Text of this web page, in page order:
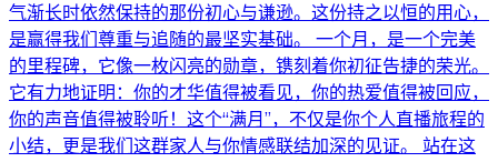
气渐长时依然保持的那份初心与谦逊。这份持之以恒的用心，
是赢得我们尊重与追随的最坚实基础。 一个月，是一个完美
的里程碑，它像一枚闪亮的勋章，镌刻着你初征告捷的荣光。
它有力地证明：你的才华值得被看见，你的热爱值得被回应，
你的声音值得被聆听！这个“满月”，不仅是你个人直播旅程的
小结，更是我们这群家人与你情感联结加深的见证。 站在这